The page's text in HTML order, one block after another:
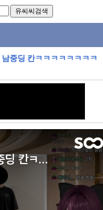
중딩 칸ㅋㅋㅋㅋㅋㅋㅋㅋ